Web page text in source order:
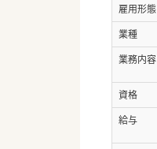
雇用形態
業種
業務内容
資格
給与